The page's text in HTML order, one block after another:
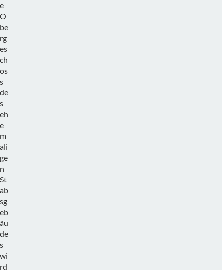
e
O
be
rg
es
ch
os
s
de
s
eh
e
m
ali
ge
n
St
ab
sg
eb
äu
de
s
wi
rd